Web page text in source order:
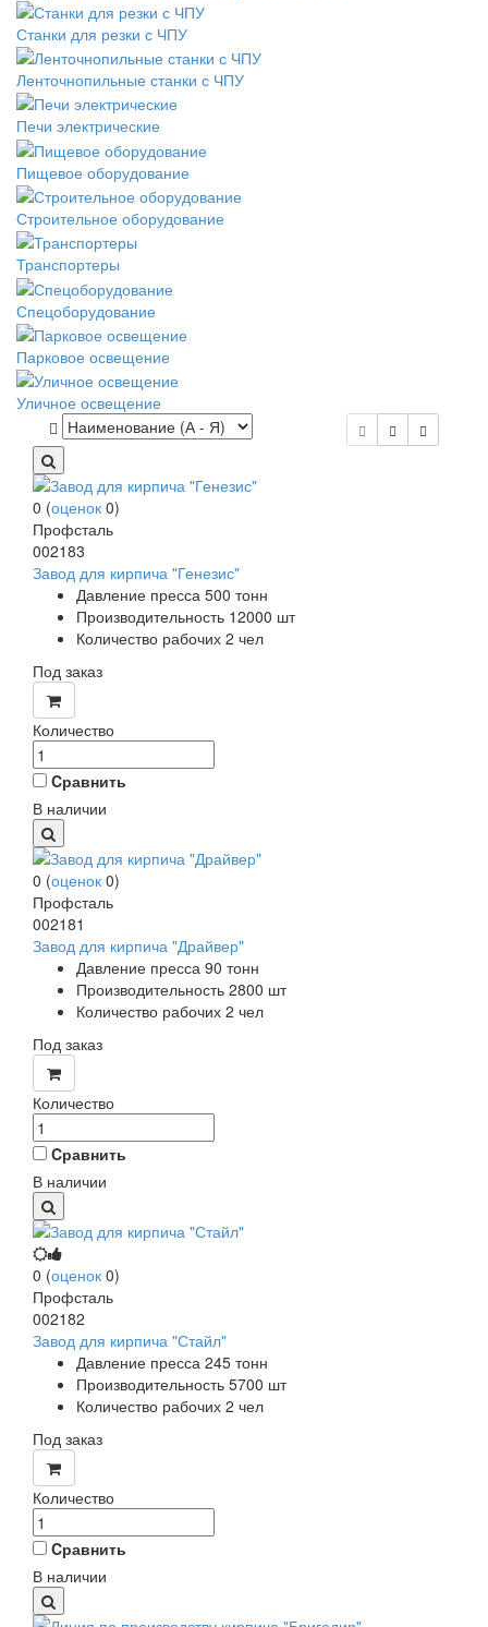
Станки для резки с ЧПУ
Ленточнопильные станки с ЧПУ
Печи электрические
Пищевое оборудование
Строительное оборудование
Транспортеры
Спецоборудование
Парковое освещение
Уличное освещение
0 (оценок 0)
Профсталь
002183
Завод для кирпича "Генезис"
Давление пресса 500 тонн
Производительность 12000 шт
Количество рабочих 2 чел
Под заказ
Количество
Cравнить
В наличии
0 (оценок 0)
Профсталь
002181
Завод для кирпича "Драйвер"
Давление пресса 90 тонн
Производительность 2800 шт
Количество рабочих 2 чел
Под заказ
Количество
Cравнить
В наличии
0 (оценок 0)
Профсталь
002182
Завод для кирпича "Стайл"
Давление пресса 245 тонн
Производительность 5700 шт
Количество рабочих 2 чел
Под заказ
Количество
Cравнить
В наличии